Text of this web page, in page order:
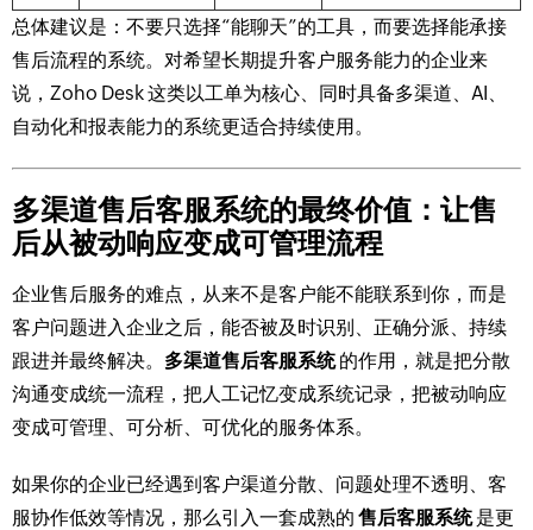
总体建议是：不要只选择“能聊天”的工具，而要选择能承接
售后流程的系统。对希望长期提升客户服务能力的企业来
说，Zoho Desk 这类以工单为核心、同时具备多渠道、AI、
自动化和报表能力的系统更适合持续使用。
多渠道售后客服系统的最终价值：让售
后从被动响应变成可管理流程
企业售后服务的难点，从来不是客户能不能联系到你，而是
客户问题进入企业之后，能否被及时识别、正确分派、持续
跟进并最终解决。 多渠道售后客服系统的作用，就是把分散
沟通变成统一流程，把人工记忆变成系统记录，把被动响应
变成可管理、可分析、可优化的服务体系。
如果你的企业已经遇到客户渠道分散、问题处理不透明、客
服协作低效等情况，那么引入一套成熟的 售后客服系统是更